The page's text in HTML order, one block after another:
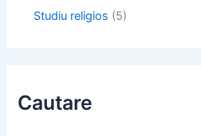
Studiu religios (5)
Cautare